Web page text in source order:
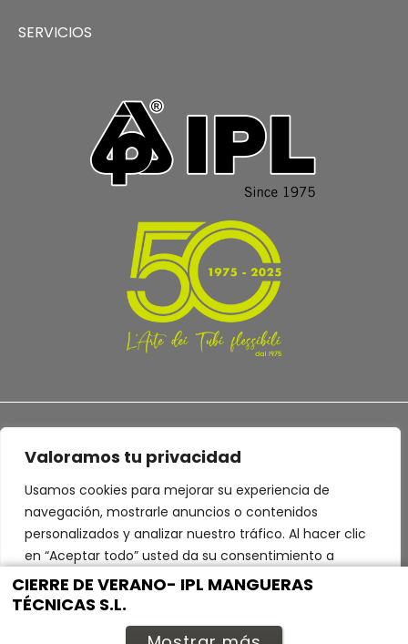
Valoramos tu privacidad
Usamos cookies para mejorar su experiencia de
navegación, mostrarle anuncios o contenidos
personalizados y analizar nuestro tráfico. Al hacer clic
en “Aceptar todo” usted da su consentimiento a
nuestro uso de las cookies.
Rechazar todo Aceptar todo
SERVICIOS
TERMS AND CONDITIONS PRIVACY POLICY
© 2022 Industrie Plastiche Lombarde S.p.a. - P.IVA 00413650128
CIERRE DE VERANO- IPL MANGUERAS
TÉCNICAS S.L.